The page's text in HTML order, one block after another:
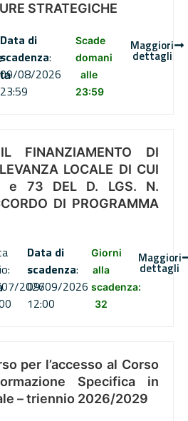
STRATEGICHE
Data di
scadenza:
09/08/2026
23:59
Scade
domani
alle
23:59
Maggiori
dettagli
FINANZIAMENTO DI
LOCALE DI CUI
e 73 DEL D. LGS. N.
DI PROGRAMMA
2026
Data di
scadenza:
09/09/2026
12:00
Giorni
alla
scadenza:
32
Maggiori
dettagli
per l’accesso al Corso
Specifica in
– triennio 2026/2029